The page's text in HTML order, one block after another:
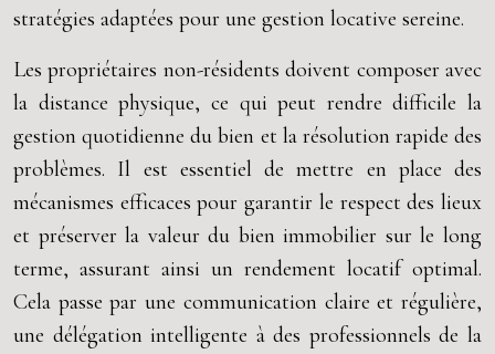
stratégies adaptées pour une gestion locative sereine.
Les propriétaires non-résidents doivent composer avec
la distance physique, ce qui peut rendre difficile la
gestion quotidienne du bien et la résolution rapide des
problèmes. Il est essentiel de mettre en place des
mécanismes efficaces pour garantir le respect des lieux
et préserver la valeur du bien immobilier sur le long
terme, assurant ainsi un rendement locatif optimal.
Cela passe par une communication claire et régulière,
une délégation intelligente à des professionnels de la